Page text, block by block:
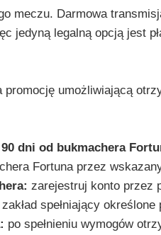
meczu. Darmowa
jedyną legalną opcją jest
umożliwiającą
dni od bukmachera
Fortuna przez
zarejestruj konto przez
spełniający
po spełnieniu wymogów